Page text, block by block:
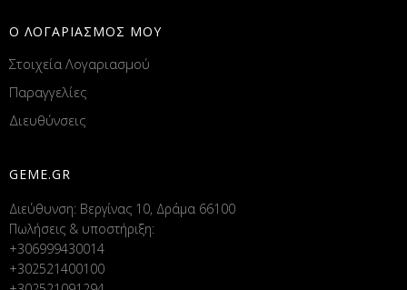
Ο ΛΟΓΑΡΙΑΣΜΟΣ ΜΟΥ
Στοιχεία Λογαριασμού
Παραγγελίες
Διευθύνσεις
GEME.GR
Διεύθυνση: Βεργίνας 10, Δράμα 66100
Πωλήσεις & υποστήριξη:
+306999430014
+302521400100